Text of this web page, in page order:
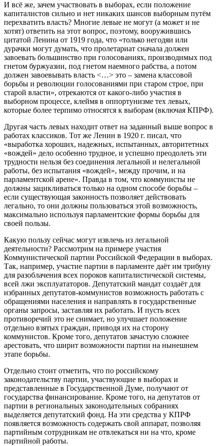
И всё же, зачем участвовать в выборах, если положение
капиталистов сильно и нет никаких шансов выборным путём
перехватить власть? Многие левые не могут (а может и не
хотят) ответить на этот вопрос, поэтому, вооружившись
цитатой Ленина от 1919 года, что «только негодяи или
дурачки могут думать, что пролетариат сначала должен
завоевать большинство при голосованиях, производимых под
гнетом буржуазии, под гнетом наемного рабства, а потом
должен завоевывать власть <…> это – замена классовой
борьбы и революции голосованиями при старом строе, при
старой власти», отрекаются от какого-либо участия в
выборном процессе, клеймя в оппортунизме тех левых,
которые более терпимо относятся к выборам (включая КПРФ).
Другая часть левых находит ответ на заданный выше вопрос в
работах классиков. Тот же Ленин в 1920 г. писал, что
«выработка хороших, надежных, испытанных, авторитетных
«вождей» дело особенно трудное, и успешно преодолеть эти
трудности нельзя без соединения легальной и нелегальной
работы, без испытания «вождей», между прочим, и на
парламентской арене». Правда в том, что коммунисты не
должны зацикливаться только на одном способе борьбы –
если существующая законность позволяет действовать
легально, то они должны пользоваться этой возможность,
максимально используя парламентские формы борьбы для
своей пользы.
Какую пользу сейчас могут извлечь из легальной
деятельности? Рассмотрим на примере участия
Коммунистической партии Российской Федерации в выборах.
Так, например, участие партии в парламенте даёт им трибуну
для разоблачения всех пороков капиталистической системы,
всей лжи эксплуататоров. Депутатский мандат создаёт для
избранных депутатов-коммунистов возможность работать с
обращениями населения и направлять в государственные
органы запросы, заставляя их работать. И пусть всех
противоречий это не снимает, но улучшает положение
отдельно взятых граждан, приводя их на сторону
коммунистов. Кроме того, депутатов зачастую сложнее
арестовать, что ширит возможности партии на нынешнем
этапе борьбы.
Отдельно стоит отметить, что по российскому
законодательству партии, участвующие в выборах и
представленные в Государственной Думе, получают от
государства финансирование. Кроме того, на депутатов от
партии в региональных законодательных собраниях
выделяется депутатский фонд. На эти средства у КПРФ
появляется возможность содержать свой аппарат, позволяя
партийным сотрудникам не отвлекаться ни на что, кроме
партийной работы.